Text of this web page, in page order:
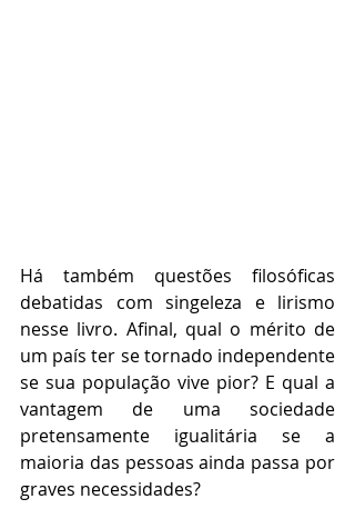
Há também questões filosóficas
debatidas com singeleza e lirismo
nesse livro. Afinal, qual o mérito de
um país ter se tornado independente
se sua população vive pior? E qual a
vantagem de uma sociedade
pretensamente igualitária se a
maioria das pessoas ainda passa por
graves necessidades?